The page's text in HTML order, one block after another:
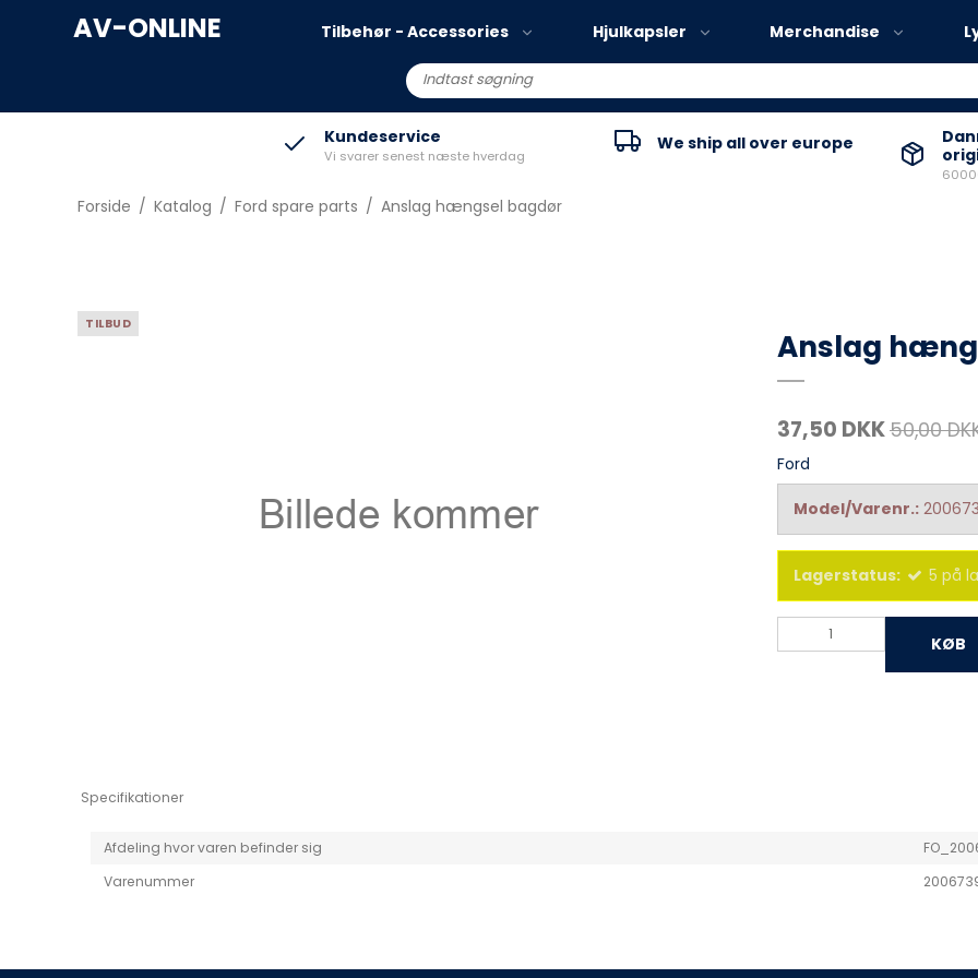
AV-ONLINE Tilbehør - Accessories
Kuga 2020->
R5
Clio V
Megane EV
Volvo EX30
Volvo EC40
Niro EV
Hjulkapsler Merchandise
Kundeservice
Vi svarer senest næste hverdag
We ship all over europe
Forside / Katalog / Ford spare parts / Anslag hængsel bagdør
TILBUD
Anslag
37,50 DKK50,00
Ford
Model/Varenr.:
Lagerstatus: 5 på
KØB
Specifikationer
Afdeling hvor varen befinder sig
Varenummer